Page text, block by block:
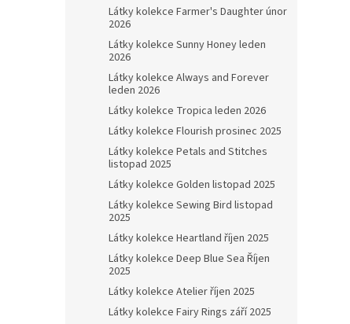
Látky kolekce Farmer's Daughter únor
2026
Látky kolekce Sunny Honey leden
2026
Látky kolekce Always and Forever
leden 2026
Látky kolekce Tropica leden 2026
Látky kolekce Flourish prosinec 2025
Látky kolekce Petals and Stitches
listopad 2025
Látky kolekce Golden listopad 2025
Látky kolekce Sewing Bird listopad
2025
Látky kolekce Heartland říjen 2025
Látky kolekce Deep Blue Sea Říjen
2025
Látky kolekce Atelier říjen 2025
Látky kolekce Fairy Rings září 2025